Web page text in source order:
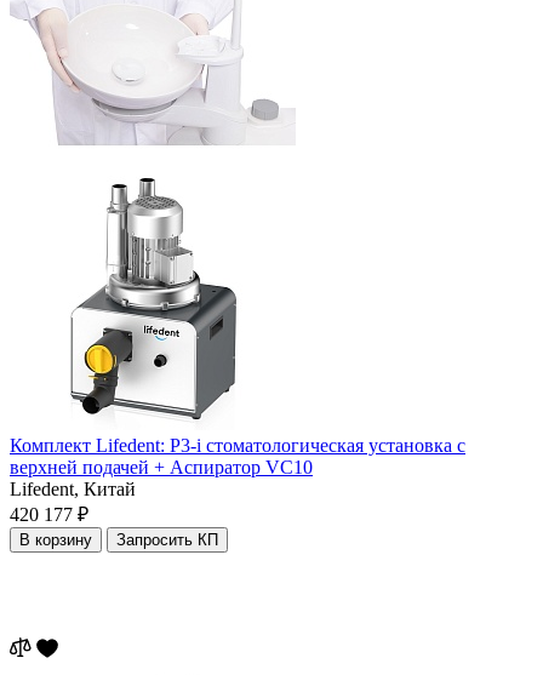
Комплект Lifedent: P3-i стоматологическая установка с
верхней подачей + Аспиратор VC10
Lifedent, Китай
420 177 ₽
В корзину Запросить КП